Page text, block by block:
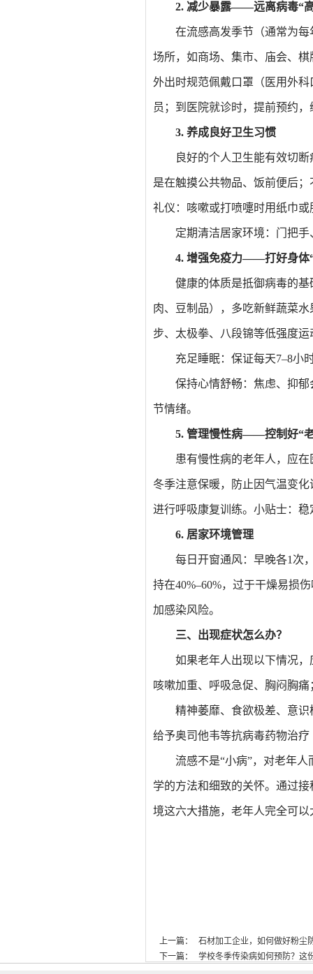
2. 减少暴露——远离病毒“
在流感高发季节（通常为
场所，如商场、集市、庙会、
外出时规范佩戴口罩（医用外
员；到医院就诊时，提前预约
3. 养成良好卫生习惯
良好的个人卫生能有效切
是在触摸公共物品、饭前便后
礼仪：咳嗽或打喷嚏时用纸巾
定期清洁居家环境：门把
4. 增强免疫力——打好身体
健康的体质是抵御病毒的
肉、豆制品），多吃新鲜蔬菜
步、太极拳、八段锦等低强度
充足睡眠：保证每天7–8小
保持心情舒畅：焦虑、抑
节情绪。
5. 管理慢性病——控制好“
患有慢性病的老年人，应
冬季注意保暖，防止因气温变
进行呼吸康复训练。小贴士：
6. 居家环境管理
每日开窗通风：早晚各1次
持在40%–60%，过于干燥易损
加感染风险。
三、出现症状怎么办？
如果老年人出现以下情况
咳嗽加重、呼吸急促、胸闷胸
精神萎靡、食欲极差、意
给予奥司他韦等抗病毒药物治
流感不是“小病”，对老年
学的方法和细致的关怀。通过
境这六大措施，老年人完全可
上一篇：
石材加工企业，如何做好粉尘
下一篇：
学校冬季传染病如何预防？这